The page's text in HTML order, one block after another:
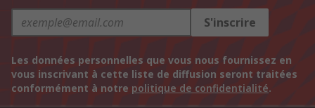
S'inscrire
Les données personnelles que vous nous fournissez en
vous inscrivant à cette liste de diffusion seront traitées
conformément à notre politique de confidentialité.